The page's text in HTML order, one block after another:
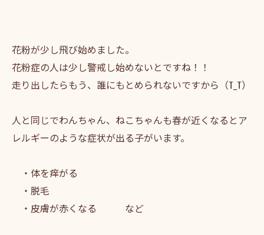
花粉が少し飛び始めました。
花粉症の人は少し警戒し始めないとですね！！
走り出したらもう、誰にもとめられないですから（T_T）
人と同じでわんちゃん、ねこちゃんも春が近くなるとア
レルギーのような症状が出る子がいます。
・体を痒がる
・脱毛
・皮膚が赤くなる など